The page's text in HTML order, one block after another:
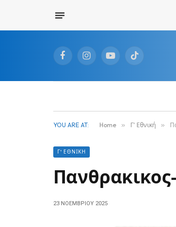
FacebookInstagramYouTubeTikTok
YOU ARE AT: Home » Γ' Εθνική »
Γ' ΕΘΝΙΚΉ
23 ΝΟΕΜΒΡΊΟΥ 2025